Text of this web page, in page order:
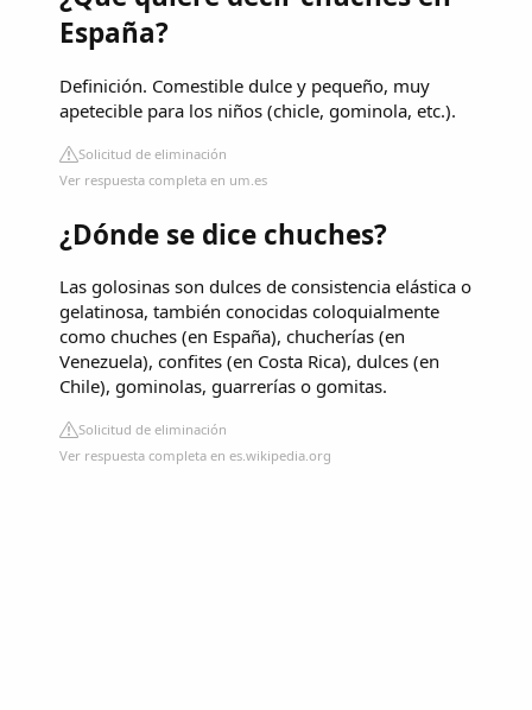
España?
Definición. Comestible dulce y pequeño, muy
apetecible para los niños (chicle, gominola, etc.).
Solicitud de eliminación
Ver respuesta completa en um.es
¿Dónde se dice chuches?
Las golosinas son dulces de consistencia elástica o
gelatinosa, también conocidas coloquialmente
como chuches (en España), chucherías (en
Venezuela), confites (en Costa Rica), dulces (en
Chile), gominolas, guarrerías o gomitas.
Solicitud de eliminación
Ver respuesta completa en es.wikipedia.org